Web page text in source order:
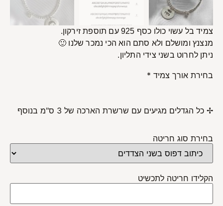
צמיד בל עשוי כולו כסף 925 עם תוספת זירקון.
מנצנץ ומושלם ולא סתם הוא הכי נמכר שלנו 🙂
ניתן לחרוט בשני צידי התליון.
בחירת אורך צמיד *
✢ כל הגדלים מגיעים עם שרשרת הארכה של 3 ס"מ בנוסף
בחירת סוג חריטה
הקלידו חריטה לתכשיט